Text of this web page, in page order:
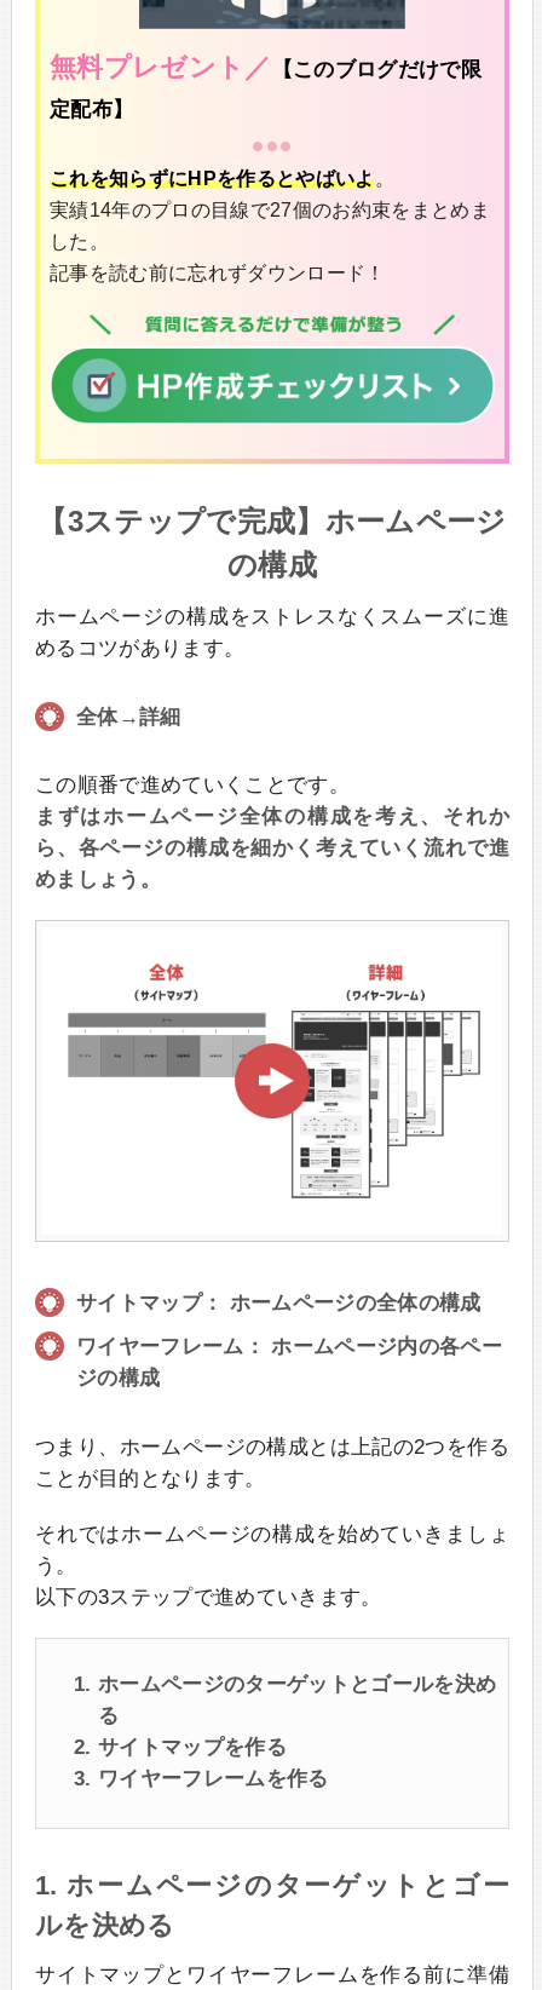
無料プレゼント／
【このブログだけで限
定配布】
これを知らずにHPを作るとやばいよ。
実績14年のプロの目線で27個のお約束をまとめま
した。
記事を読む前に忘れずダウンロード！
【3ステップで完成】ホームページ
の構成
ホームページの構成をストレスなくスムーズに進
めるコツがあります。
全体→詳細
この順番で進めていくことです。
まずはホームページ全体の構成を考え、それか
ら、各ページの構成を細かく考えていく流れで進
めましょう。
サイトマップ： ホームページの全体の構成
ワイヤーフレーム： ホームページ内の各ペー
ジの構成
つまり、ホームページの構成とは上記の2つを作る
ことが目的となります。
それではホームページの構成を始めていきましょ
う。
以下の3ステップで進めていきます。
ホームページのターゲットとゴールを決め
る
サイトマップを作る
ワイヤーフレームを作る
1. ホームページのターゲットとゴー
ルを決める
サイトマップとワイヤーフレームを作る前に準備